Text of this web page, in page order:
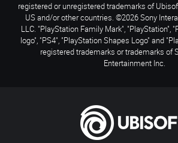
registered or unregistered trademarks of
US and/or other countries. ©2026 Sony
LLC. "PlayStation Family Mark", "PlayStation",
logo", "PS4", "PlayStation Shapes Logo" and
registered trademarks or trademarks of
Entertainment Inc.